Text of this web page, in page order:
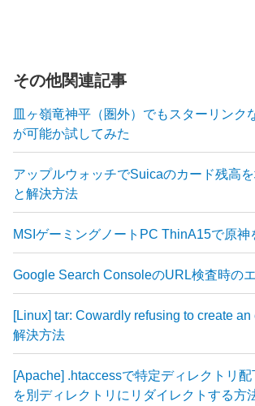
その他関連記事
皿ヶ嶺竜神平（圏外）でもスターリンク
が可能か試してみた
アップルウォッチでSuicaのカード残高
と解決方法
MSIゲーミングノートPC ThinA15で原神
Google Search ConsoleのURL検査時の
[Linux] tar: Cowardly refusing to create
解決方法
[Apache] .htaccessで特定ディレクトリ
を別ディレクトリにリダイレクトする方